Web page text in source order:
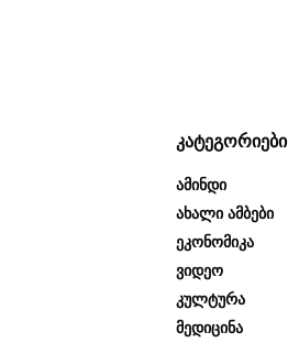
კატეგორიები
Ამინდი
Ახალი Ამბები
Ეკონომიკა
Ვიდეო
Კულტურა
Მედიცინა